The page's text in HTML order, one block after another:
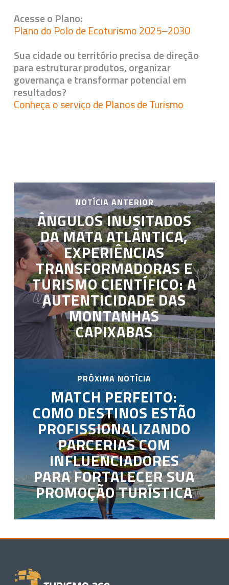
Acesse o Plano:
Plano do Polo de Ecoturismo 2025–2030
Sua cidade ou território precisa de direção
para estruturar produtos, organizar
governança e transformar potencial em
resultados?
Conheça o serviço de Planos de Turismo
NOTÍCIA ANTERIOR
ÂNGULOS INUSITADOS
DA MATA ATLÂNTICA,
EXPERIÊNCIAS
TRANSFORMADORAS E
TURISMO CIENTÍFICO: A
AUTENTICIDADE DAS
MONTANHAS
CAPIXABAS
PRÓXIMA NOTÍCIA
MATCH PERFEITO:
COMO DESTINOS ESTÃO
PROFISSIONALIZANDO
PARCERIAS COM
INFLUENCIADORES
PARA FORTALECER SUA
PROMOÇÃO TURÍSTICA